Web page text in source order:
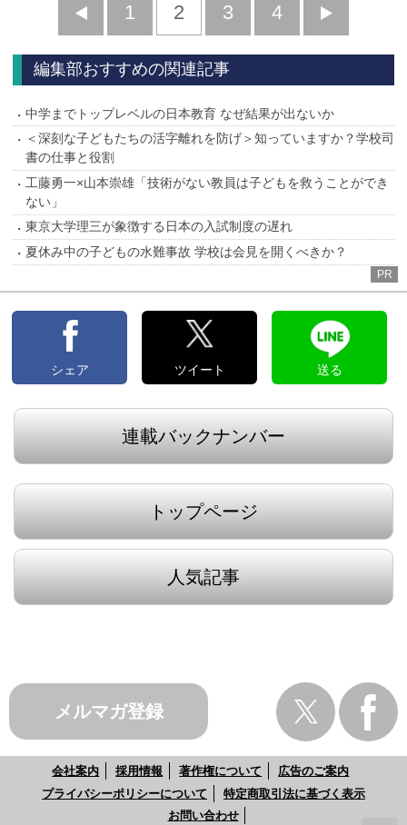
前
へ
1 2 3 4
へ
編集部おすすめの関連記事
中学までトップレベルの日本教育 なぜ結果が出ないか
＜深刻な子どもたちの活字離れを防げ＞知っていますか？学校司
書の仕事と役割
工藤勇一×山本崇雄「技術がない教員は子どもを救うことができ
ない」
東京大学理三が象徴する日本の入試制度の遅れ
夏休み中の子どもの水難事故 学校は会見を開くべきか？
PR
シェア ツイート 送る
連載バックナンバー
トップページ
人気記事
メルマガ登録
会社案内 採用情報 著作権について
広告のご案内
プライバシーポリシーについて
特定商取引法に基づく表示
お問い合わせ